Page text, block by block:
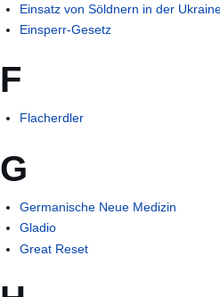
Einsatz von Söldnern in der
Einsperr-Gesetz
F
Flacherdler
G
Germanische Neue Medizin
Gladio
Great Reset